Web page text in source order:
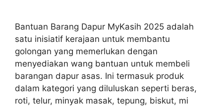
Bantuan Barang Dapur MyKasih 2025 adalah
satu inisiatif kerajaan untuk membantu
golongan yang memerlukan dengan
menyediakan wang bantuan untuk membeli
barangan dapur asas. Ini termasuk produk
dalam kategori yang diluluskan seperti beras,
roti, telur, minyak masak, tepung, biskut, mi